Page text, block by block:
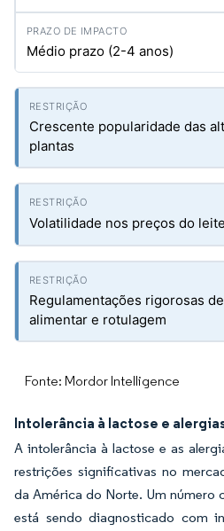
Médio prazo (2-4 anos)
Crescente popularidade das
plantas
Volatilidade nos preços do
Regulamentações rigorosas
alimentar e rotulagem
Fonte: Mordor Intelligence
Intolerância à lactose e
A intolerância à lactose e as
restrições significativas no
da América do Norte. Um número
está sendo diagnosticado com